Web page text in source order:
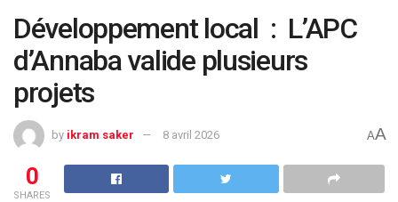
Développement local : L’APC
d’Annaba valide plusieurs
projets
by ikram saker 8 avril 2026 AA
0
SHARES